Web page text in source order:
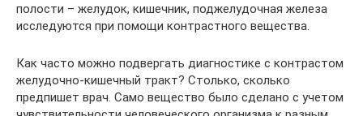
полости – желудок, кишечник, поджелудочная железа
исследуются при помощи контрастного вещества.
Как часто можно подвергать диагностике с контрастом
желудочно-кишечный тракт? Столько, сколько
предпишет врач. Само вещество было сделано с учетом